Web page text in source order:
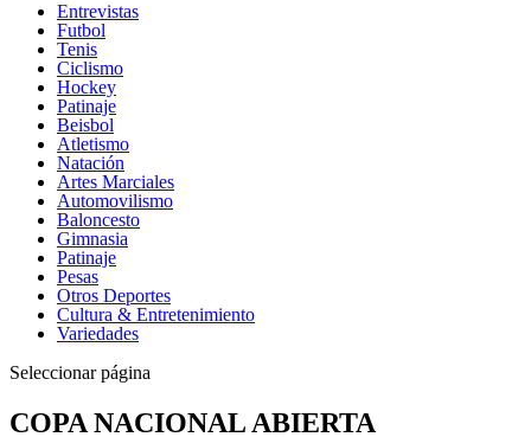
Entrevistas
Futbol
Tenis
Ciclismo
Hockey
Patinaje
Beisbol
Atletismo
Natación
Artes Marciales
Automovilismo
Baloncesto
Gimnasia
Patinaje
Pesas
Otros Deportes
Cultura & Entretenimiento
Variedades
Seleccionar página
COPA NACIONAL ABIERTA